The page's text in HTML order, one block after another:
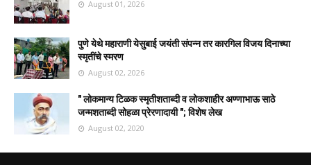
August 01, 2026
पुणे येथे महाराणी येसुबाई जयंती संपन्न तर कारगिल विजय दिनाच्या
स्मृतींचे स्मरण
August 02, 2026
" लोकमान्य टिळक स्मृतीशताब्दी व लोकशाहीर अण्णाभाऊ साठे
जन्मशताब्दी सोहळा प्रेरणादायी "; विशेष लेख
August 02, 2020